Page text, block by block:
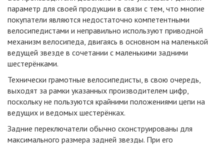
параметр для своей продукции в связи с тем, что многие
покупатели являются недостаточно компетентными
велосипедистами и неправильно используют приводной
механизм велосипеда, двигаясь в основном на маленькой
ведущей звезде в сочетании с маленькими задними
шестерёнками.
Технически грамотные велосипедисты, в свою очередь,
выходят за рамки указанных производителем цифр,
поскольку не пользуются крайними положениями цепи на
ведущих и ведомых шестерёнках.
Задние переключатели обычно сконструированы для
максимального размера задней звезды. При его